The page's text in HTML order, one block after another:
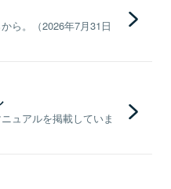
ら。（2026年7月31日
ュアルを掲載していま